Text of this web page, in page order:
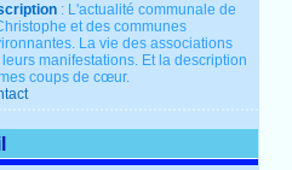
: L'actualité communale de
et des communes
La vie des associations
manifestations. Et la description
coups de cœur.